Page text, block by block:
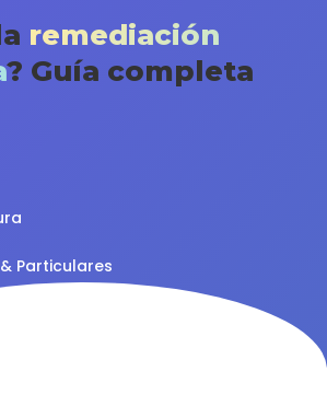
remediación
? Guía completa
Particulares